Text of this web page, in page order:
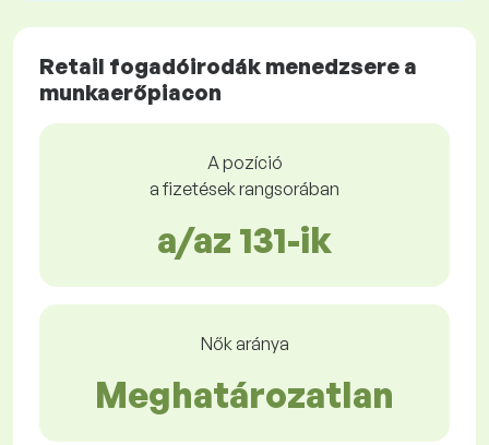
Retail fogadóirodák menedzsere a
munkaerőpiacon
A pozíció
a fizetések rangsorában
a/az 131-ik
Nők aránya
Meghatározatlan